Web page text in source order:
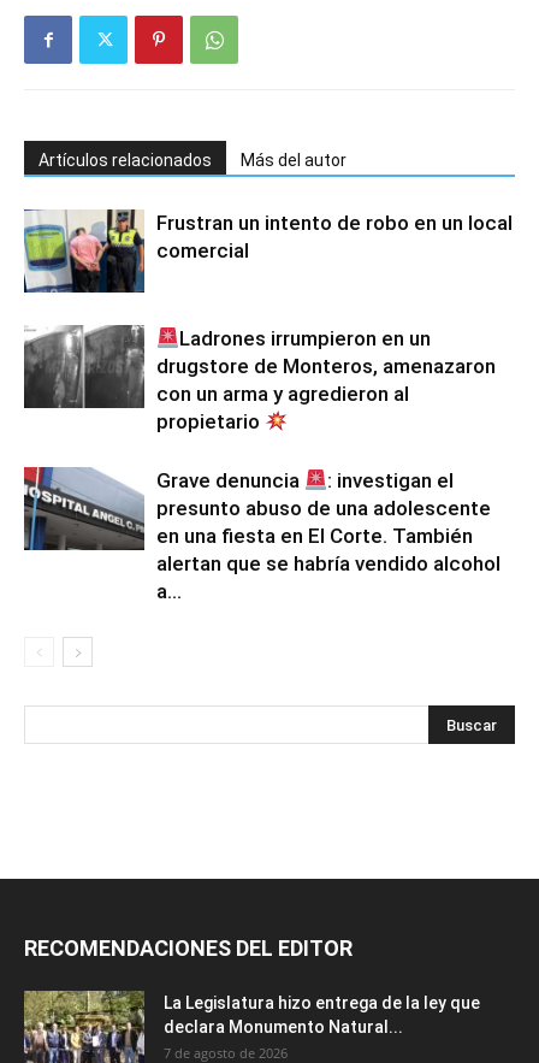
Artículos relacionados Más del autor
Frustran un intento de robo en un local
comercial
Ladrones irrumpieron en un
drugstore de Monteros, amenazaron
con un arma y agredieron al
propietario
Grave denuncia
: investigan el
presunto abuso de una adolescente
en una fiesta en El Corte. También
alertan que se habría vendido alcohol
a...
RECOMENDACIONES DEL EDITOR
La Legislatura hizo entrega de la ley que
declara Monumento Natural...
7 de agosto de 2026